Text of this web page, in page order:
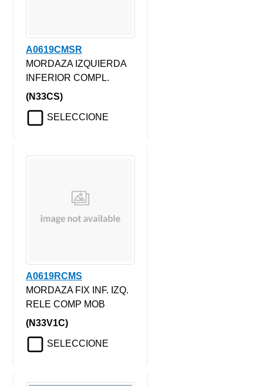
A0619CMSR
MORDAZA IZQUIERDA
INFERIOR COMPL.
(N33CS)
SELECCIONE
A0619RCMS
MORDAZA FIX INF. IZQ.
RELE COMP MOB
(N33V1C)
SELECCIONE